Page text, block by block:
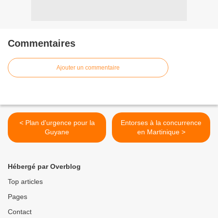
Commentaires
Ajouter un commentaire
< Plan d'urgence pour la
Guyane
Entorses à la concurrence
en Martinique >
Hébergé par Overblog
Top articles
Pages
Contact